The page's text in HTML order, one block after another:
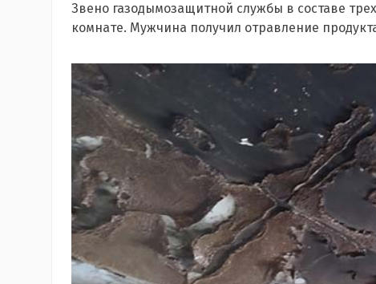
Звено газодымозащитной службы в составе
комнате. Мужчина получил отравление